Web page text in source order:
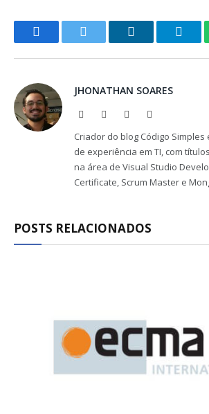
FacebookTwitter LinkedIn
JHONATHAN SOARES
Website Facebook
Criador do blog Código Simples
de experiência em TI, com
na área de Visual Studio
Certificate, Scrum Master e
POSTS RELACIONADOS